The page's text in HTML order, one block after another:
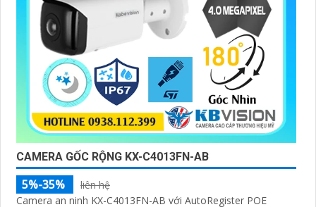
CAMERA GỐC RỘNG KX-C4013FN-AB
5%-35%
liên hệ
Camera an ninh KX-C4013FN-AB với AutoRegister POE